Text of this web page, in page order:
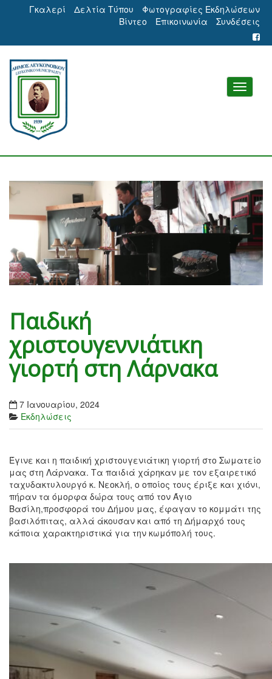
Γκαλερί Δελτία Τύπου
Φωτογραφίες Εκδηλώσεων
Βίντεο
Επικοινωνία Συνδέσεις
Παιδική
χριστουγεννιάτικη
γιορτή στη Λάρνακα
7 Ιανουαρίου, 2024
Εκδηλώσεις
Έγινε και η παιδική χριστουγενιάτικη γιορτή στο Σωματείο
μας στη Λάρνακα. Τα παιδιά χάρηκαν με τον εξαιρετικό
ταχυδακτυλουργό κ. Νεοκλή, ο οποίος τους έριξε και χιόνι,
πήραν τα όμορφα δώρα τους από τον Άγιο
Βασίλη,προσφορά του Δήμου μας, έφαγαν το κομμάτι της
βασιλόπιτας, αλλά άκουσαν και από τη Δήμαρχό τους
κάποια χαρακτηριστικά για την κωμόπολή τους.